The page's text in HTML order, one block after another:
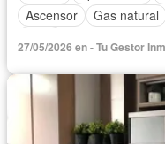
Ascensor
Gas natural
27/05/2026 en - Tu Gestor